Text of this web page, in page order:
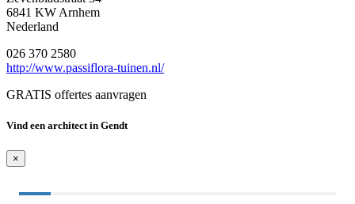
6841 KW Arnhem
Nederland
026 370 2580
http://www.passiflora-tuinen.nl/
GRATIS offertes aanvragen
Vind een architect in Gendt
×